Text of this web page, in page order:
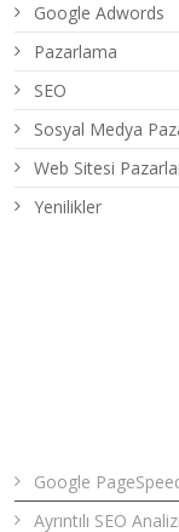
Google Adwords
Pazarlama
SEO
Sosyal Medya
Web Sitesi
Yenilikler
Google
Ayrıntılı SEO